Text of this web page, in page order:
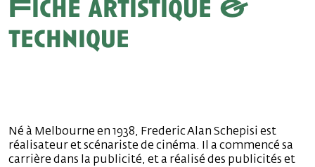
Fiche artistique &
technique
Né à Melbourne en 1938, Frederic Alan Schepisi est
réalisateur et scénariste de cinéma. Il a commencé sa
carrière dans la publicité, et a réalisé des publicités et